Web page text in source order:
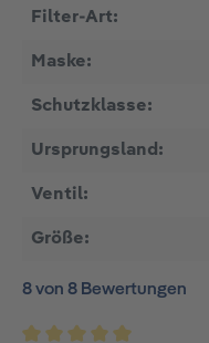
Filter-Art:
Maske:
Schutzklasse:
Ursprungsland:
Ventil:
Größe:
8 von 8 Bewertungen